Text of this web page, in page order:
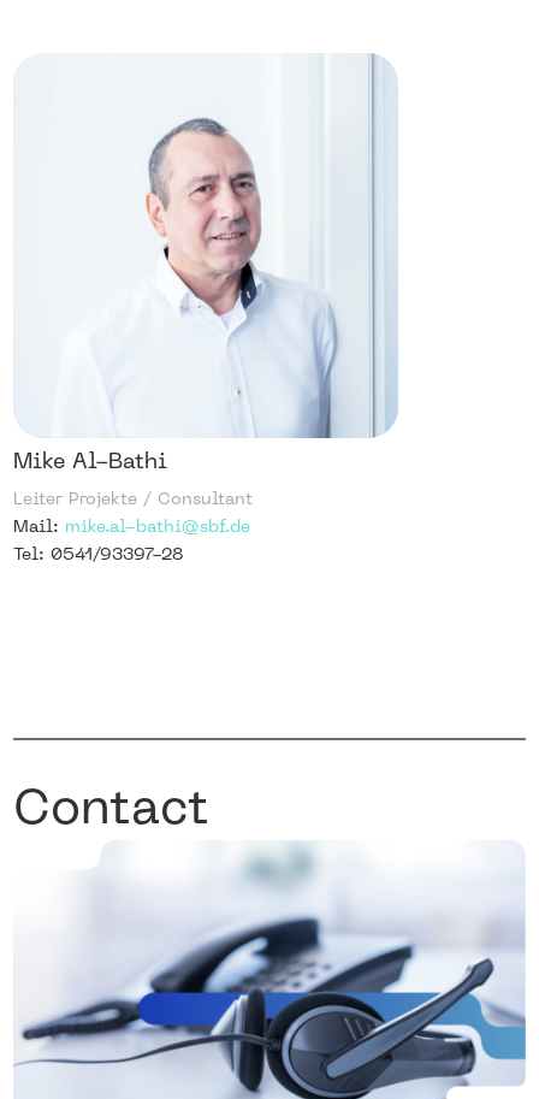
Mike Al-Bathi
Leiter Projekte / Consultant
Mail: mike.al-bathi@sbf.de
Tel: 0541/93397-28
Contact